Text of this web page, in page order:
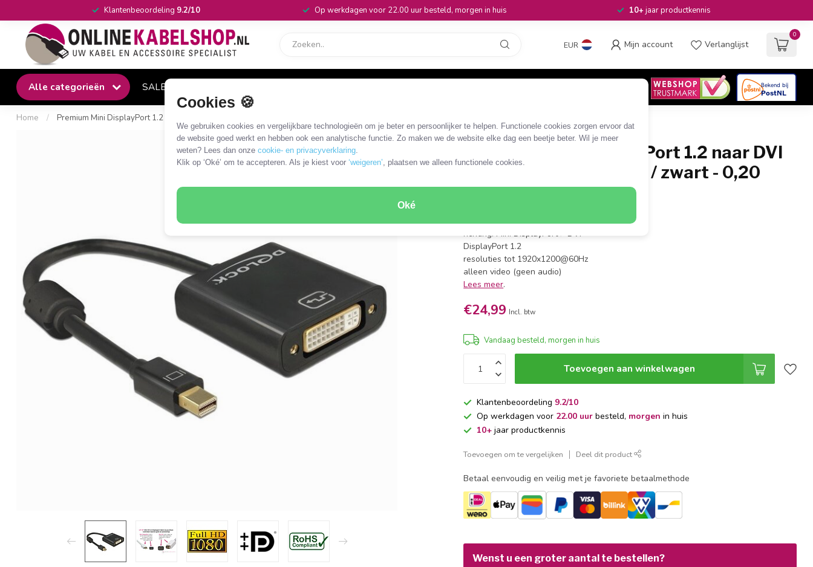
Cookies 🍪
We gebruiken cookies en vergelijkbare technologieën om je beter en persoonlijker te helpen. Functionele cookies zorgen ervoor dat
de website goed werkt en hebben ook een analytische functie. Zo maken we de website elke dag een beetje beter. Wil je meer
weten? Lees dan onze cookie- en privacyverklaring.
Klik op ‘Oké’ om te accepteren. Als je kiest voor ‘weigeren’, plaatsen we alleen functionele cookies.
Oké
Klantenbeoordeling 9.2/10 Op werkdagen voor 22.00 uur besteld, morgen in huis 10+jaar productkennis
EUR Mijn account Verlanglijst
0
Alle categorieën SALE
Home / Premium Mini DisplayPort 1.2 naar DVI adapter (1920 x 1200) / zwart - 0,20 meter
DLCK-62605
Premium Mini DisplayPort 1.2 naar DVI
adapter (1920 x 1200) / zwart - 0,20
meter
Mini DisplayPort (m) - DVI-I Dual Link (v)
richting: Mini DisplayPort > DVI
DisplayPort 1.2
resoluties tot 1920x1200@60Hz
alleen video (geen audio)
Lees meer.
€24,99 Incl. btw
Vandaag besteld, morgen in huis
Toevoegen aan winkelwagen
Klantenbeoordeling 9.2/10
Op werkdagen voor 22.00 uur besteld, morgen in huis
10+ jaar productkennis
Toevoegen om te vergelijken Deel dit product
Betaal eenvoudig en veilig met je favoriete betaalmethode
Wenst u een groter aantal te bestellen?